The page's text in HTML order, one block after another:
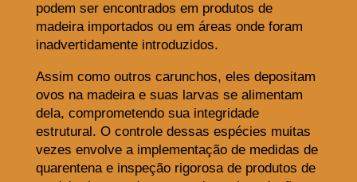
podem ser encontrados em produtos de
madeira importados ou em áreas onde foram
inadvertidamente introduzidos.
Assim como outros carunchos, eles depositam
ovos na madeira e suas larvas se alimentam
dela, comprometendo sua integridade
estrutural. O controle dessas espécies muitas
vezes envolve a implementação de medidas de
quarentena e inspeção rigorosa de produtos de